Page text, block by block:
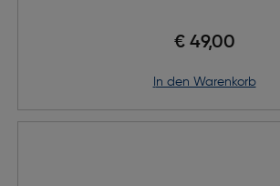
€ 49,00
in den Warenkorb